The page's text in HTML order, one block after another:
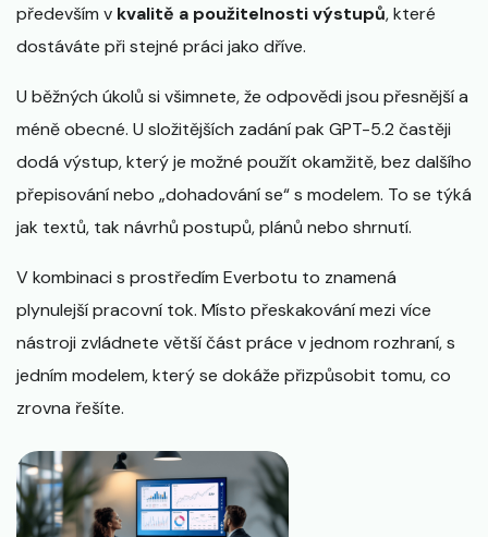
především v kvalitě a použitelnosti výstupů, které
dostáváte při stejné práci jako dříve.
U běžných úkolů si všimnete, že odpovědi jsou přesnější a
méně obecné. U složitějších zadání pak GPT-5.2 častěji
dodá výstup, který je možné použít okamžitě, bez dalšího
přepisování nebo „dohadování se“ s modelem. To se týká
jak textů, tak návrhů postupů, plánů nebo shrnutí.
V kombinaci s prostředím Everbotu to znamená
plynulejší pracovní tok. Místo přeskakování mezi více
nástroji zvládnete větší část práce v jednom rozhraní, s
jedním modelem, který se dokáže přizpůsobit tomu, co
zrovna řešíte.